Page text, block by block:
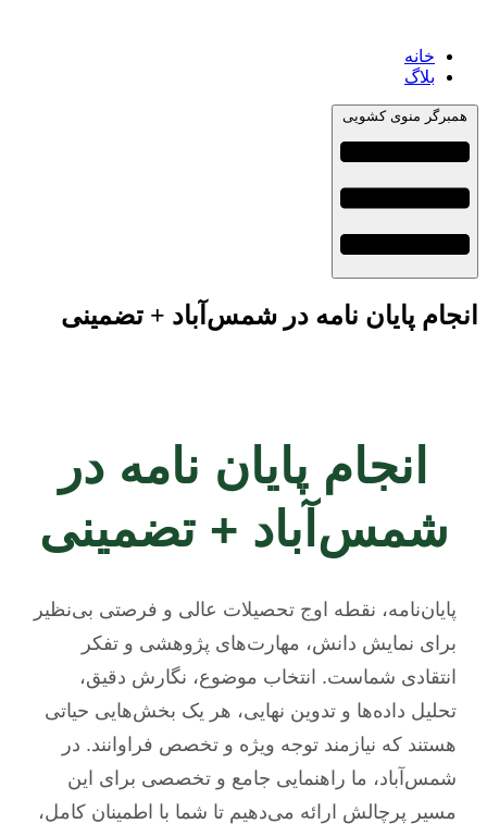
خانه
بلاگ
همبرگر منوی کشویی
انجام پایان نامه در شمس‌آباد + تضمینی
انجام پایان نامه در
شمس‌آباد + تضمینی
پایان‌نامه، نقطه اوج تحصیلات عالی و فرصتی بی‌نظیر
برای نمایش دانش، مهارت‌های پژوهشی و تفکر
انتقادی شماست. انتخاب موضوع، نگارش دقیق،
تحلیل داده‌ها و تدوین نهایی، هر یک بخش‌هایی حیاتی
هستند که نیازمند توجه ویژه و تخصص فراوانند. در
شمس‌آباد، ما راهنمایی جامع و تخصصی برای این
مسیر پرچالش ارائه می‌دهیم تا شما با اطمینان کامل،